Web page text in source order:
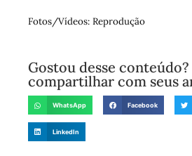
Fotos/Vídeos: Reprodução
Gostou desse
compartilhar com seus
WhatsApp Facebook
LinkedIn